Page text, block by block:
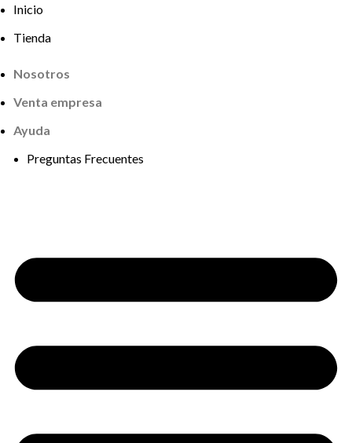
Inicio
Tienda
Nosotros
Venta empresa
Ayuda
Preguntas Frecuentes